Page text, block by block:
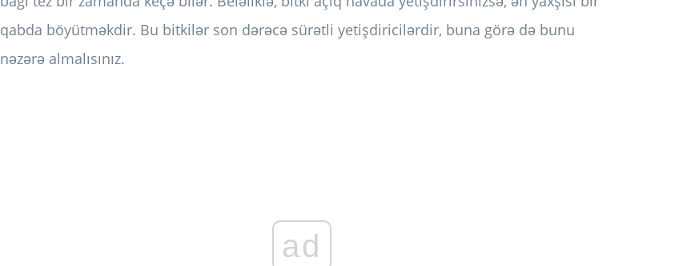
qabda böyütməkdir. Bu bitkilər son dərəcə sürətli yetişdiricilərdir, buna görə də bunu
nəzərə almalısınız.
ad